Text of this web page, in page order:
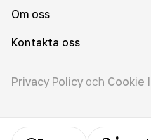
Om oss
Kontakta oss
Privacy Policy och Cookie